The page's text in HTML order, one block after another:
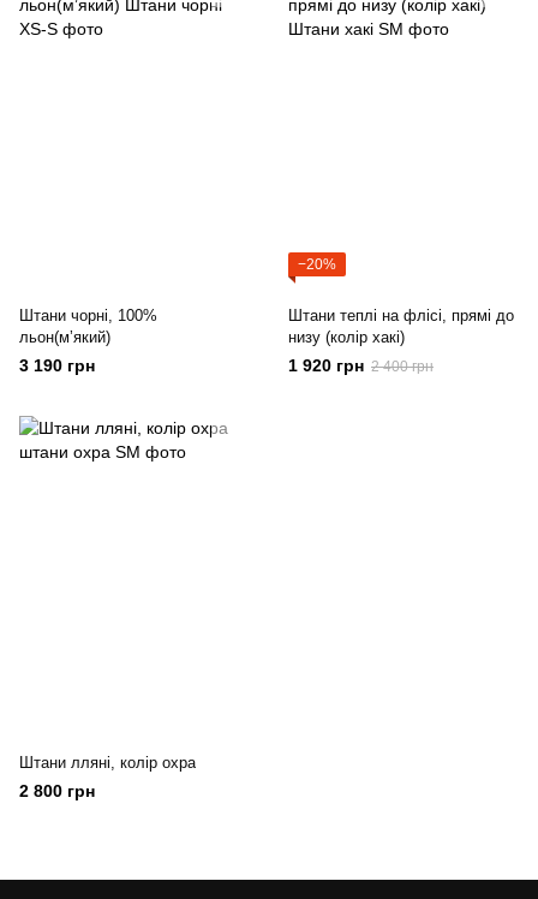
Штани чорні, 100%
льон(мʼякий)
3 190 грн
−20%
Штани теплі на флісі, прямі до
низу (колір хакі)
1 920 грн 2 400 грн
Штани лляні, колір охра
2 800 грн